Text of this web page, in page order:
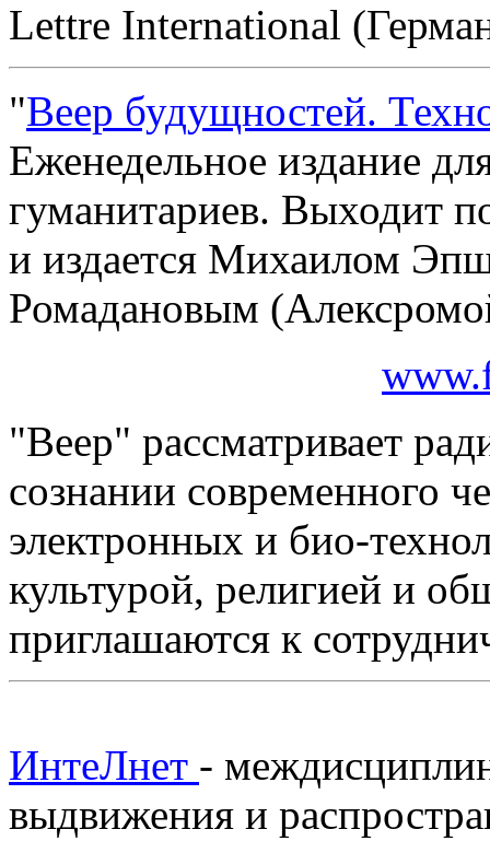
Lettre International
"Веер будущностей.
Еженедельное издание
гуманитариев. Выходит
и издается Михаилом
Ромадановым
"Веер" рассматривает
сознании современного
электронных и био-
культурой, религией и
приглашаются к
ИнтеЛнет -
выдвижения и